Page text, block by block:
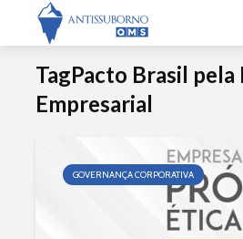
TagPacto Brasil
Empresarial
GOVERNANÇA CORPORATIVA